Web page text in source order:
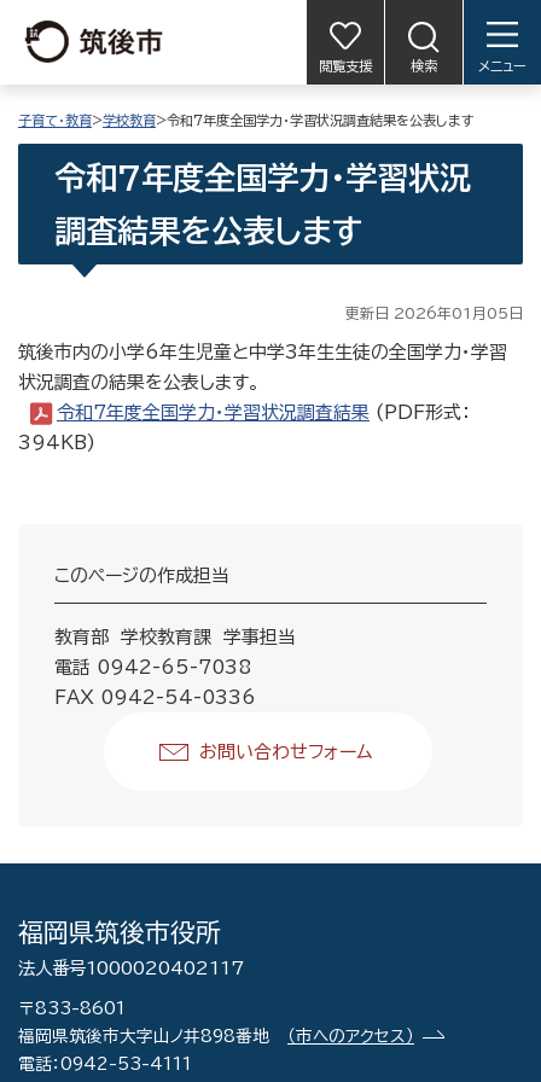
閲覧支援 検索 メニュー
子育て・教育>学校教育>令和7年度全国学力・学習状況調査結果を公表します
令和7年度全国学力・学習状況
調査結果を公表します
更新日 2026年01月05日
筑後市内の小学6年生児童と中学3年生生徒の全国学力・学習
状況調査の結果を公表します。
令和7年度全国学力・学習状況調査結果 (PDF形式：
394KB)
このページの作成担当
教育部 学校教育課 学事担当
電話 0942-65-7038
FAX 0942-54-0336
お問い合わせフォーム
福岡県筑後市役所
法人番号1000020402117
〒833-8601
福岡県筑後市大字山ノ井898番地
（市へのアクセス）
電話：0942-53-4111